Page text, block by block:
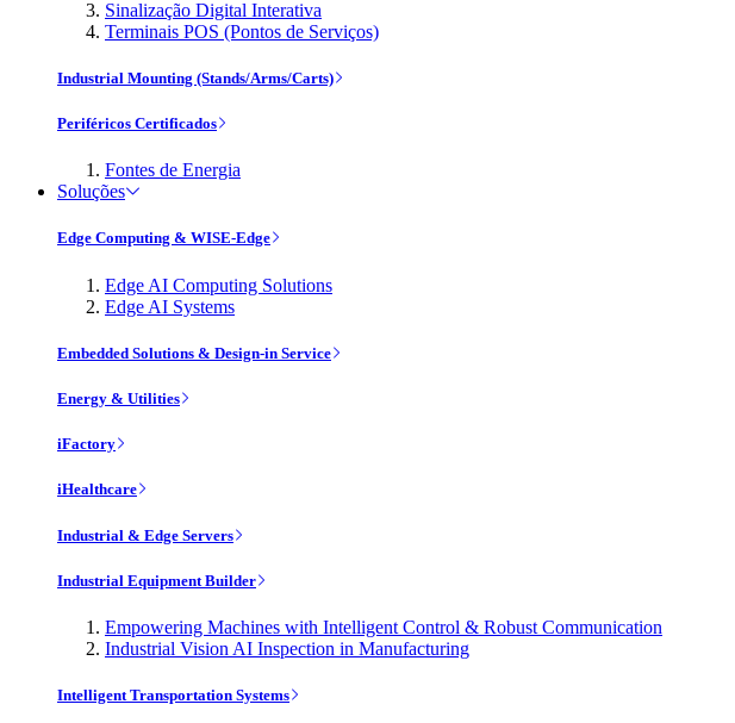
Sinalização Digital Interativa
Terminais POS (Pontos de Serviços)
Industrial Mounting (Stands/Arms/Carts)
Periféricos Certificados
Fontes de Energia
Soluções
Edge Computing & WISE-Edge
Edge AI Computing Solutions
Edge AI Systems
Embedded Solutions & Design-in Service
Energy & Utilities
iFactory
iHealthcare
Industrial & Edge Servers
Industrial Equipment Builder
Empowering Machines with Intelligent Control & Robust Communication
Industrial Vision AI Inspection in Manufacturing
Intelligent Transportation Systems